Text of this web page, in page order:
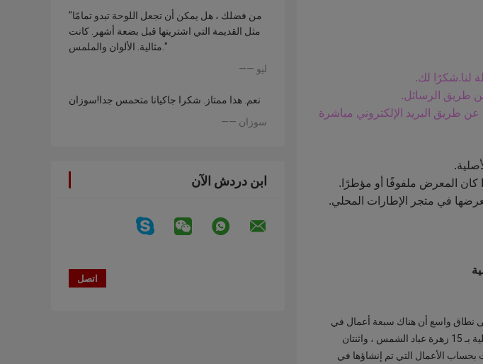
"من فضلك ، هل يمكن أن تجعل اللوحة تبدو تمامًا
مثل القديمة التي اشتريتها قبل بضعة أشهر. كانت
مثالية. الألوان والملمس."
—— ليو
نعم. هذا ممتاز. شكرا جاكيانا متحمس جدا!سوزان
—— سوزان
ابن دردش الآن
لنا.شكرًا لك.
عن طريق البريد الإلكتروني مباشرة
كان المعرض ملفوفًا أو مؤطرًا.
نطاق واسع أن هناك سبعة أعمال في
المجموع.تم الحفاظ على ستة منهم.من بين 6 أعمال عباد الشمس التي تم الحفاظ عليها ، ثلاثة منها مطلية بـ 15 زهرة عباد الشمس ، واثنتان
إلى ذلك ، إذا قمت بحساب الأعمال التي تم إنشاؤها في